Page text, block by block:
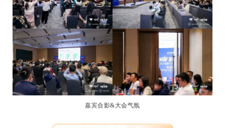
嘉宾合影&大会气氛